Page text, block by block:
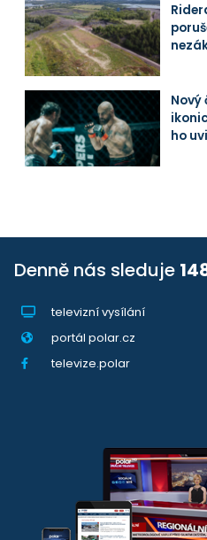
Nový
ho
Denně nás sleduje
televizní vysílání
portál polar.cz
televize.polar